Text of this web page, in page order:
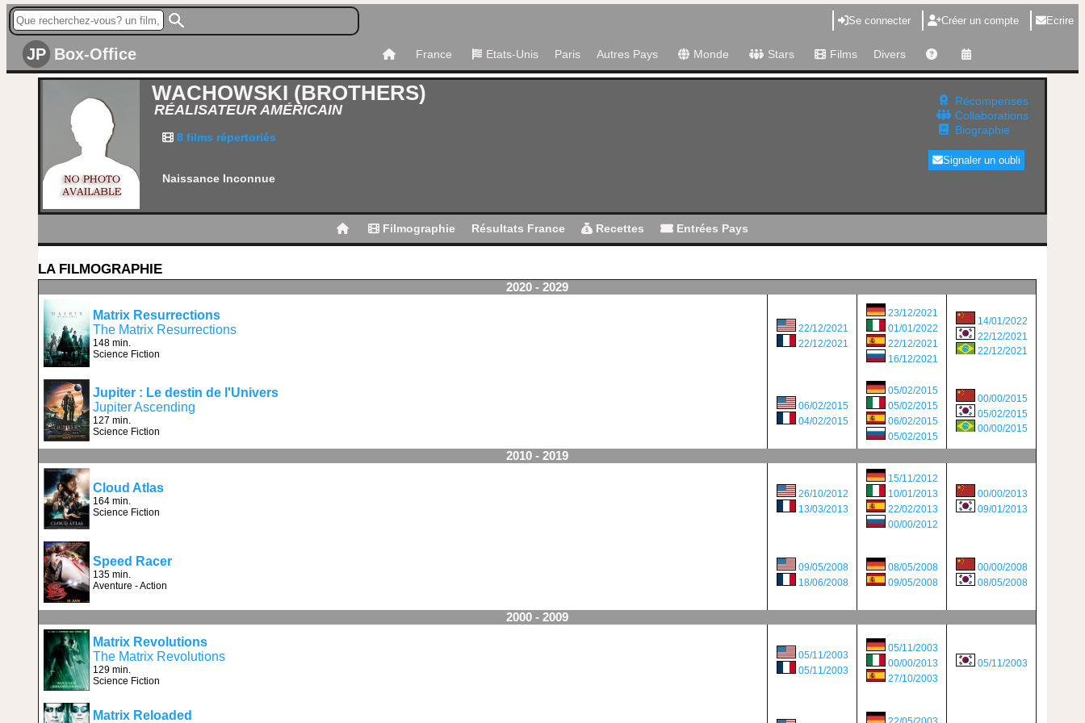
Se connecter Créer un compte Ecrire
JP Box-Office France Etats-Unis Paris Autres Pays Monde Stars Films Divers
WACHOWSKI (BROTHERS)
RÉALISATEUR AMÉRICAIN
8 films répertoriés
Naissance Inconnue
Récompenses
Collaborations
Biographie
Signaler un oubli
Filmographie Résultats France Recettes Entrées Pays
LA FILMOGRAPHIE
2020 - 2029
Matrix Resurrections
The Matrix Resurrections
148 min.
Science Fiction
22/12/2021
22/12/2021
23/12/2021
01/01/2022
22/12/2021
16/12/2021
14/01/2022
22/12/2021
22/12/2021
Jupiter : Le destin de l'Univers
Jupiter Ascending
127 min.
Science Fiction
06/02/2015
04/02/2015
05/02/2015
05/02/2015
06/02/2015
05/02/2015
00/00/2015
05/02/2015
00/00/2015
2010 - 2019
Cloud Atlas
164 min.
Science Fiction
26/10/2012
13/03/2013
15/11/2012
10/01/2013
22/02/2013
00/00/2012
00/00/2013
09/01/2013
Speed Racer
135 min.
Aventure - Action
09/05/2008
18/06/2008
08/05/2008
09/05/2008
00/00/2008
08/05/2008
2000 - 2009
Matrix Revolutions
The Matrix Revolutions
129 min.
Science Fiction
05/11/2003
05/11/2003
05/11/2003
00/00/2013
27/10/2003
05/11/2003
Matrix Reloaded